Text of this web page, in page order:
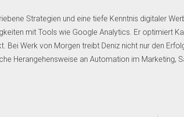
Strategien und eine tiefe Kenntnis digitaler
mit Tools wie Google Analytics. Er optimiert
Bei Werk von Morgen treibt Deniz nicht nur den
Herangehensweise an Automation im Marketing,